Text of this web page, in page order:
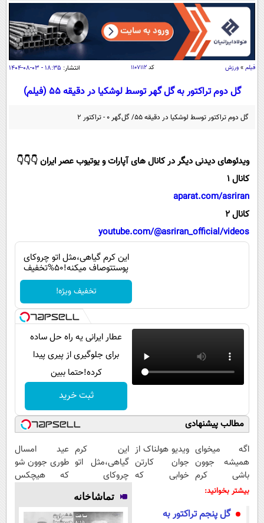
سیاسی
اقتصاد
اقتصادی
خودرو
جامعه
اجتماعی
حوادث
ورزشی
بین الملل
علم و دانش
علمی
گوناگون
مجله تصویری سلاح
سرگرمی
محیط زیست
اجتماعی
حیات وحش
پیامک
آشپزی
دانلود
آموزش زبان
فیلم » ورزش کد۱۱۰۷۱۱۲ انتشار: ۱۸:۳۵ - ۰۳-۰۸-۱۴۰۴
گل دوم تراکتور به گل گهر توسط لوشکیا در دقیقه ۵۵ (فیلم)
گل دوم تراکتور توسط لوشکیا در دقیقه ۵۵/ گل‌گهر ۰ - تراکتور ۲
ویدئوهای دیدنی دیگر در کانال های آپارات و یوتیوب عصر ایران 👇👇👇
کانال 1
aparat.com/asriran
کانال 2
youtube.com/@asriran_official/videos
این کرم گیاهی،مثل اتو چروکای
پوستتوصاف میکنه!50%تخفیف
تخفیف ویژه!
عطار ایرانی یه راه حل ساده
برای جلوگیری از پیری پیدا
کرده!حتما ببین
ثبت خرید
مطالب پیشنهادی
اگه میخوای
همیشه جوون
باشی کرم
جوانساز جلبک
ویدیو هولناک از
جوان کارتن
خوابی که
این کرم
گیاهی،مثل اتو
چروکای
پوستتوصاف
میکنه!50%تخفیف
عید امسال
طوری جوون شو
که هیچکس
بیشتر بخوانید:
گل پنجم تراکتور به
تماشاخانه